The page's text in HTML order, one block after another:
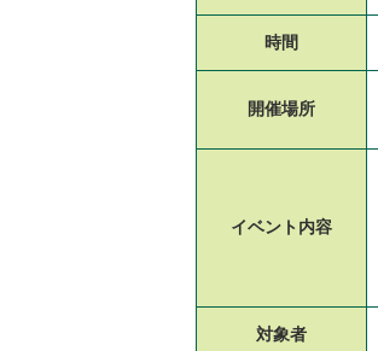
時間
開催場所
イベント 内容
対象者